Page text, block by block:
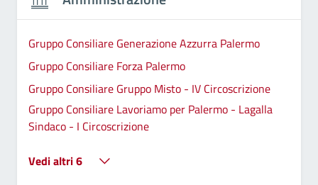
Gruppo Consiliare Generazione Azzurra Palermo
Gruppo Consiliare Forza Palermo
Gruppo Consiliare Gruppo Misto - IV Circoscrizione
Gruppo Consiliare Lavoriamo per Palermo - Lagalla
Sindaco - I Circoscrizione
Vedi altri 6